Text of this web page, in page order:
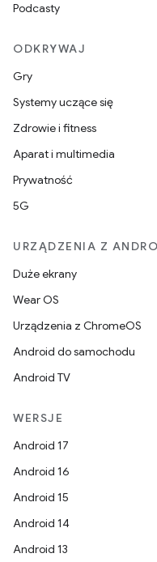
Podcasty
ODKRYWAJ
Gry
Systemy uczące się
Zdrowie i fitness
Aparat i multimedia
Prywatność
5G
URZĄDZENIA Z
Duże ekrany
Wear OS
Urządzenia z ChromeOS
Android do samochodu
Android TV
WERSJE
Android 17
Android 16
Android 15
Android 14
Android 13